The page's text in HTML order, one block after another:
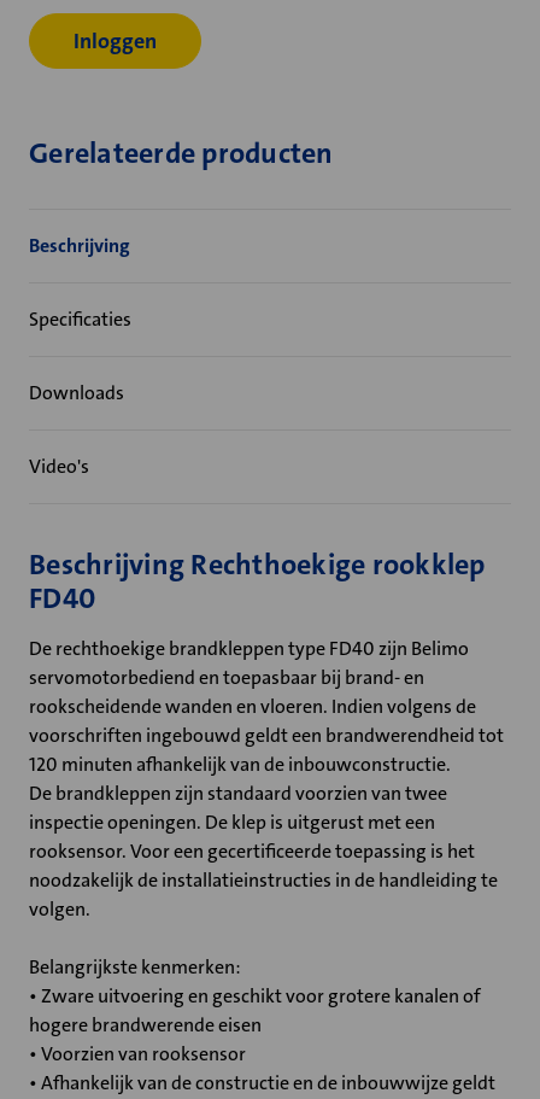
Inloggen
Gerelateerde producten
Beschrijving
Specificaties
Downloads
Video's
Beschrijving Rechthoekige rookklep
FD40
De rechthoekige brandkleppen type FD40 zijn Belimo
servomotorbediend en toepasbaar bij brand- en
rookscheidende wanden en vloeren. Indien volgens de
voorschriften ingebouwd geldt een brandwerendheid tot
120 minuten afhankelijk van de inbouwconstructie.
De brandkleppen zijn standaard voorzien van twee
inspectie openingen. De klep is uitgerust met een
rooksensor. Voor een gecertificeerde toepassing is het
noodzakelijk de installatieinstructies in de handleiding te
volgen.
Belangrijkste kenmerken:
• Zware uitvoering en geschikt voor grotere kanalen of
hogere brandwerende eisen
• Voorzien van rooksensor
• Afhankelijk van de constructie en de inbouwwijze geldt